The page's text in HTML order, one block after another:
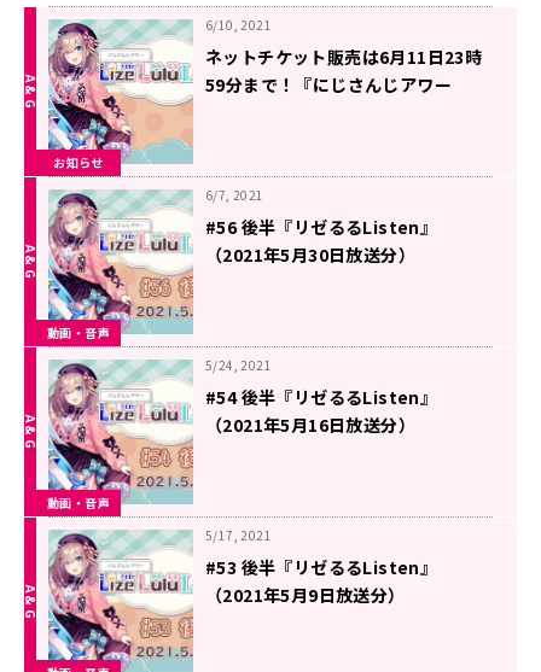
お知らせ
6/10, 2021
ネットチケット販売は6月11日23時
59分まで！『にじさんじアワー
動画・音声
6/7, 2021
#56 後半『リゼるるListen』
（2021年5月30日放送分）
動画・音声
5/24, 2021
#54 後半『リゼるるListen』
（2021年5月16日放送分）
5/17, 2021
#53 後半『リゼるるListen』
（2021年5月9日放送分）